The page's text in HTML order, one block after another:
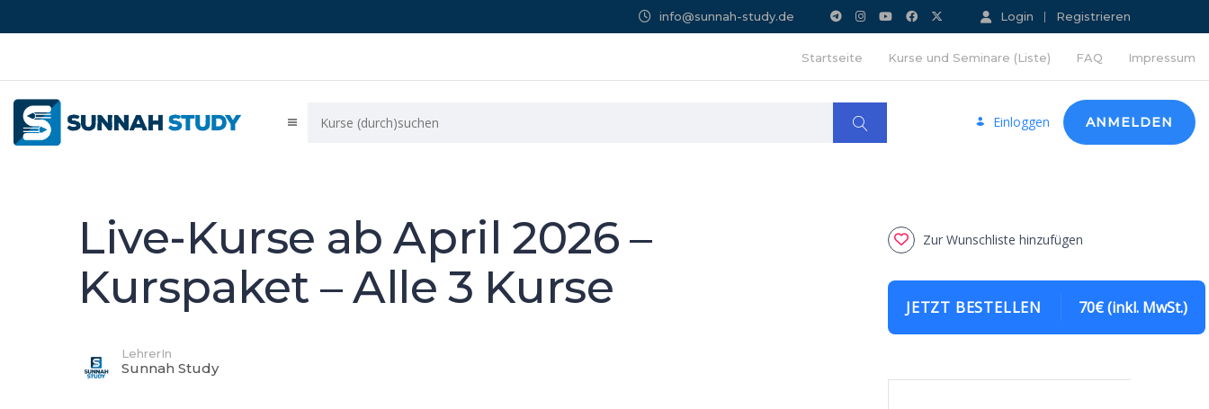
Login Registrieren
info@sunnah-study.de
Startseite Kurse und Seminare (Liste) FAQ Impressum
Einloggen ANMELDEN
Live-Kurse ab April 2026 –
Kurspaket – Alle 3 Kurse
LehrerIn
Sunnah Study
Zur Wunschliste hinzufügen
JETZT BESTELLEN 70€ (inkl. MwSt.)